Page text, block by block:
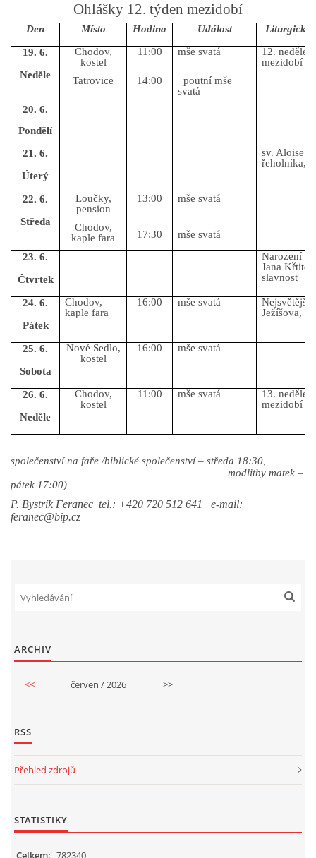
Ohlášky 12. týden mezidobí
Den Místo Hodina Událost Liturgický
19. 6.
Neděle
Chodov,
kostel
Tatrovice
11:00
14:00
mše svatá
poutní mše
svatá
12. neděle v
mezidobí
20. 6.
Pondělí
21. 6.
Úterý
sv. Aloise
řeholníka,
22. 6.
Středa
Loučky,
pension
Chodov,
kaple fara
13:00
17:30
mše svatá
mše svatá
23. 6.
Čtvrtek
Narození
Jana
slavnost
24. 6.
Pátek
Chodov,
kaple fara
16:00 mše svatá
Ježíšova,
25. 6.
Sobota
Nové Sedlo,
kostel
16:00 mše svatá
26. 6.
Neděle
Chodov,
kostel
11:00 mše svatá
13. neděle v
mezidobí
společenství na faře /biblické společenství – středa 18:30,
modlitby matek –
pátek 17:00)
P. Bystrík Feranec tel.: +420 720 512 641 e-mail:
feranec@bip.cz
ARCHIV
<< červen / 2026 >>
RSS
Přehled zdrojů
STATISTIKY
Celkem: 782340